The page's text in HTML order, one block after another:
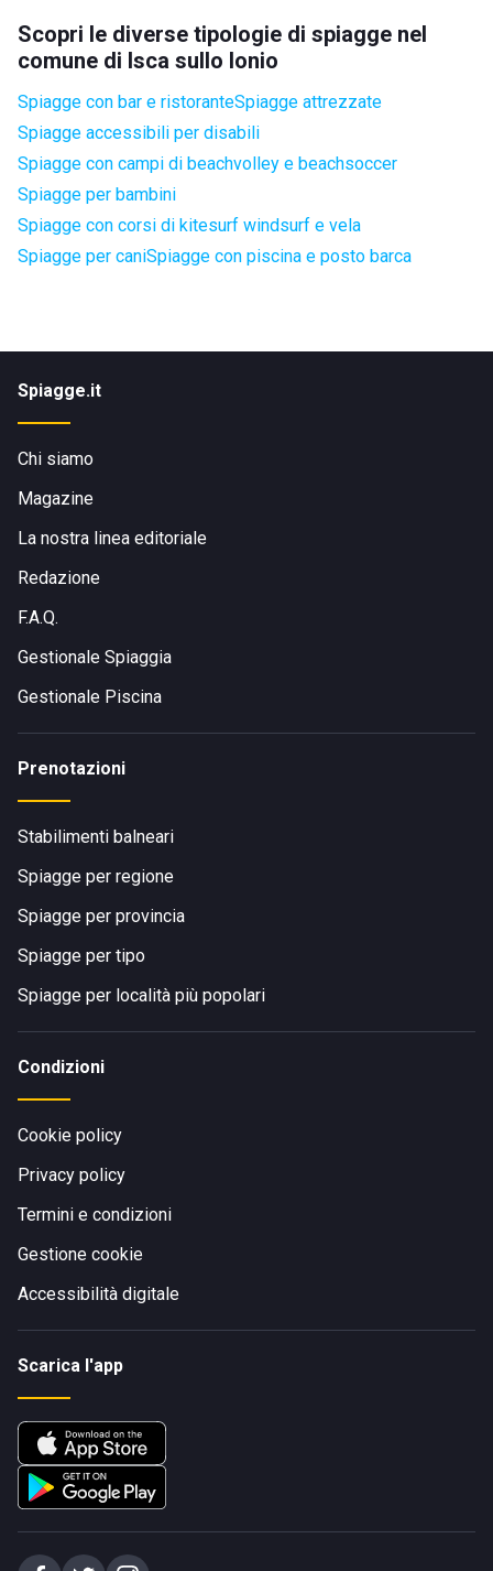
Scopri le diverse tipologie di spiagge nel
comune di Isca sullo Ionio
Spiagge con bar e ristoranteSpiagge attrezzate
Spiagge accessibili per disabili
Spiagge con campi di beachvolley e beachsoccer
Spiagge per bambini
Spiagge con corsi di kitesurf windsurf e vela
Spiagge per caniSpiagge con piscina e posto barca
Spiagge.it
Chi siamo
Magazine
La nostra linea editoriale
Redazione
F.A.Q.
Gestionale Spiaggia
Gestionale Piscina
Prenotazioni
Stabilimenti balneari
Spiagge per regione
Spiagge per provincia
Spiagge per tipo
Spiagge per località più popolari
Condizioni
Cookie policy
Privacy policy
Termini e condizioni
Gestione cookie
Accessibilità digitale
Scarica l'app